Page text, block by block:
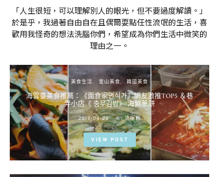
「人生很短，可以理解別人的眼光，但不要過度解讀。」
於是乎，我過著自由自在且偶爾耍點任性流氓的生活，喜
歡用我怪奇的想法洗腦你們，希望成為你們生活中微笑的
理由之一。
美食生活 釜山美食 韓國美食
海雲臺美食推薦：《面食家면식가》網友激推TOP5 ＆巷
弄小店《 충무김밥》 海鮮蔥餅
POSTED
ON
2017-04-26 BY 流氓顆
VIEW POST